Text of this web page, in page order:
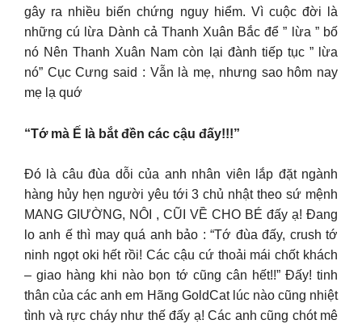
gây ra nhiều biến chứng nguy hiểm. Vì cuộc đời là
những cú lừa Dành cả Thanh Xuân Bắc để ” lừa ” bố
nó Nên Thanh Xuân Nam còn lại đành tiếp tục ” lừa
nó” Cục Cưng said : Vẫn là mẹ, nhưng sao hôm nay
mẹ lạ quớ
“Tớ mà Ế là bắt đền các cậu đấy!!!”
Đó là câu đùa dỗi của anh nhân viên lắp đặt ngành
hàng hủy hẹn người yêu tới 3 chủ nhật theo sứ mệnh
MANG GIƯỜNG, NÔI , CŨI VỀ CHO BÉ đấy ạ! Đang
lo anh ế thì may quá anh bảo : “Tớ đùa đấy, crush tớ
ninh ngọt oki hết rồi! Các cậu cứ thoải mái chốt khách
– giao hàng khi nào bọn tớ cũng cân hết!!” Đấy! tinh
thân của các anh em Hãng GoldCat lúc nào cũng nhiệt
tình và rực cháy như thế đấy ạ! Các anh cũng chót mê